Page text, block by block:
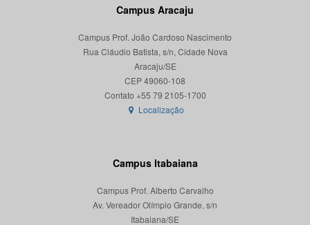
Campus Aracaju
Campus Prof. João Cardoso Nascimento
Rua Cláudio Batista, s/n, Cidade Nova
Aracaju/SE
CEP 49060-108
Localização
Campus Itabaiana
Campus Prof. Alberto Carvalho
Av. Vereador Olímpio Grande, s/n
Itabaiana/SE